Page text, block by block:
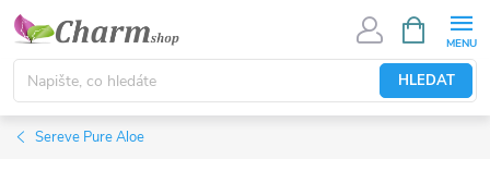
Přejít
obsah
HLEDAT
NÁKUPNÍ
KOŠÍK
Sereve Pure Aloe